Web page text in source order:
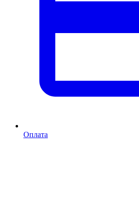
Оплата